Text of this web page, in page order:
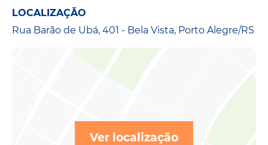
LOCALIZAÇÃO
Rua Barão de Ubá, 401 - Bela Vista, Porto Alegre/RS
Ver localização